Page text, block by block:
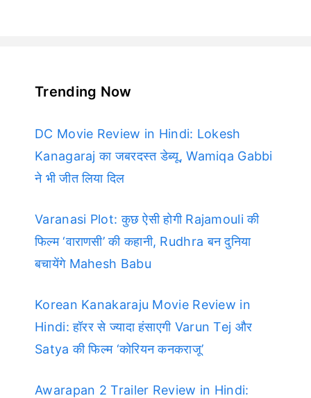
Trending Now
DC Movie Review in Hindi: Lokesh
Kanagaraj का जबरदस्त डेब्यू, Wamiqa Gabbi
ने भी जीत लिया दिल
Varanasi Plot: कुछ ऐसी होगी Rajamouli की
फिल्म ‘वाराणसी’ की कहानी, Rudhra बन दुनिया
बचायेंगे Mahesh Babu
Korean Kanakaraju Movie Review in
Hindi: हॉरर से ज्यादा हंसाएगी Varun Tej और
Satya की फिल्म ‘कोरियन कनकराजू’
Awarapan 2 Trailer Review in Hindi: